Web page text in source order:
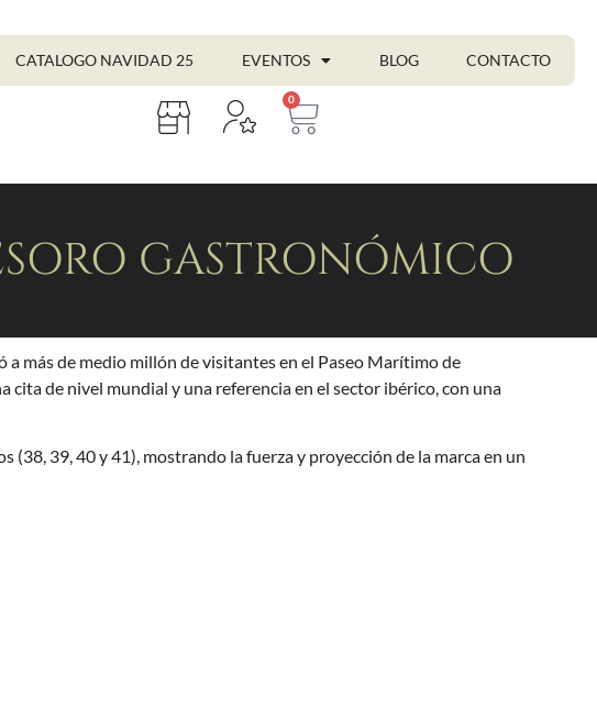
CATALOGO NAVIDAD 25 EVENTOS BLOG CONTACTO
0
GASTRONÓMICO
a más de medio millón de visitantes en el Paseo Marítimo de
cita de nivel mundial y una referencia en el sector ibérico, con una
(38, 39, 40 y 41), mostrando la fuerza y proyección de la marca en un